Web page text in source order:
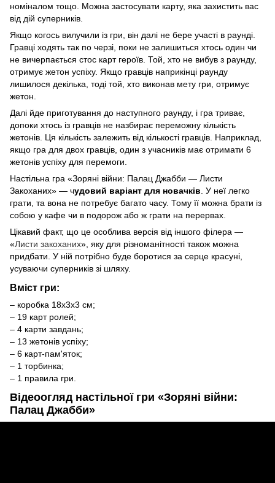
номіналом тощо. Можна застосувати карту, яка захистить вас
від дій суперників.
Якщо когось вилучили із гри, він далі не бере участі в раунді.
Гравці ходять так по черзі, поки не залишиться хтось один чи
не вичерпається стос карт героїв. Той, хто не вибув з раунду,
отримує жетон успіху. Якщо гравців наприкінці раунду
лишилося декілька, тоді той, хто виконав мету гри, отримує
жетон.
Далі йде приготування до наступного раунду, і гра триває,
допоки хтось із гравців не назбирає переможну кількість
жетонів. Ця кількість залежить від кількості гравців. Наприклад,
якщо гра для двох гравців, один з учасників має отримати 6
жетонів успіху для перемоги.
Настільна гра «Зоряні війни: Палац Джабби — Листи
Закоханих» — чудовий варіант для новачків . У неї легко
грати, та вона не потребує багато часу. Тому її можна брати із
собою у кафе чи в подорож або ж грати на перервах.
Цікавий факт, що це особлива версія від іншого філера —
«Листи закоханих», яку для різноманітності також можна
придбати. У ній потрібно буде боротися за серце красуні,
усуваючи суперників зі шляху.
Вміст гри:
– коробка 18х3х3 см;
– 19 карт ролей;
– 4 карти завдань;
– 13 жетонів успіху;
– 6 карт-пам'яток;
– 1 торбинка;
– 1 правила гри.
Відеоогляд настільної гри «Зоряні війни:
Палац Джабби»